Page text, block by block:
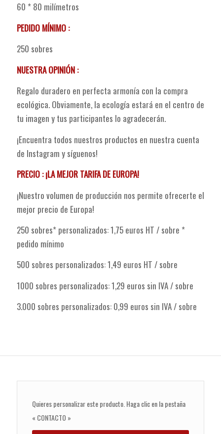
60 * 80 milímetros
PEDIDO MÍNIMO :
250 sobres
NUESTRA OPINIÓN :
Regalo duradero en perfecta armonía con la compra
ecológica. Obviamente, la ecología estará en el centro de
tu imagen y tus participantes lo agradecerán.
¡Encuentra todos nuestros productos en nuestra cuenta
de Instagram y síguenos!
PRECIO : ¡LA MEJOR TARIFA DE EUROPA!
¡Nuestro volumen de producción nos permite ofrecerte el
mejor precio de Europa!
250 sobres* personalizados: 1,75 euros HT / sobre *
pedido mínimo
500 sobres personalizados: 1,49 euros HT / sobre
1000 sobres personalizados: 1,29 euros sin IVA / sobre
3.000 sobres personalizados: 0,99 euros sin IVA / sobre
Quieres personalizar este producto. Haga clic en la pestaña
« CONTACTO »